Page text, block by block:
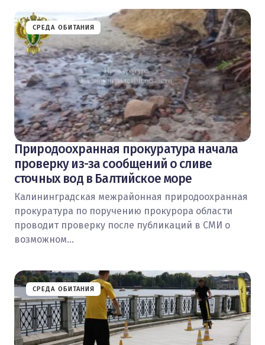
СРЕДА ОБИТАНИЯ
Природоохранная прокуратура начала
проверку из-за сообщений о сливе
сточных вод в Балтийское море
Калининградская межрайонная природоохранная
прокуратура по поручению прокурора области
проводит проверку после публикаций в СМИ о
возможном…
СРЕДА ОБИТАНИЯ